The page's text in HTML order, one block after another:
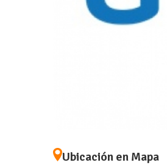
Ubicación en Mapa